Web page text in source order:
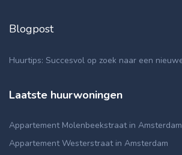
Blogpost
Huurtips: Succesvol op zoek naar een
Laatste huurwoningen
Appartement Molenbeekstraat in Amsterdam
Appartement Westerstraat in Amsterdam